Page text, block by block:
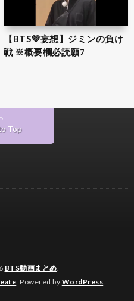
【BTS💜‪妄想】ジミンの負け
戦 ※概要欄必読願ﾌ
Top
BTS動画まとめ.
. Powered by WordPress.